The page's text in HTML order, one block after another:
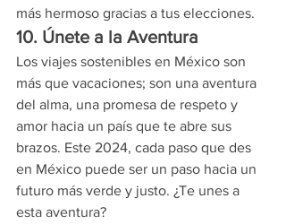
más hermoso gracias a tus elecciones.
10. Únete a la Aventura
Los viajes sostenibles en México son
más que vacaciones; son una aventura
del alma, una promesa de respeto y
amor hacia un país que te abre sus
brazos. Este 2024, cada paso que des
en México puede ser un paso hacia un
futuro más verde y justo. ¿Te unes a
esta aventura?